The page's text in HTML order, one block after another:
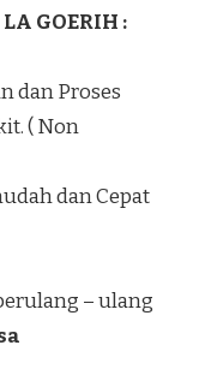
GOERIH :
dan Proses
( Non
dan Cepat
– ulang